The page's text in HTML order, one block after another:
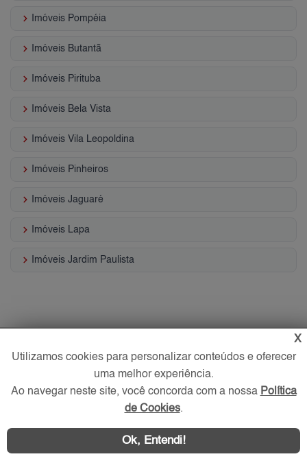
keyboard_arrow_right Imóveis Pompéia
keyboard_arrow_right Imóveis Butantã
keyboard_arrow_right Imóveis Pirituba
keyboard_arrow_right Imóveis Bela Vista
keyboard_arrow_right Imóveis Vila Leopoldina
keyboard_arrow_right Imóveis Pinheiros
keyboard_arrow_right Imóveis Jaguaré
keyboard_arrow_right Imóveis Lapa
keyboard_arrow_right Imóveis Jardim Paulista
X
Utilizamos cookies para personalizar conteúdos e oferecer
uma melhor experiência.
Ao navegar neste site, você concorda com a nossa Política
de Cookies.
Ok, Entendi!